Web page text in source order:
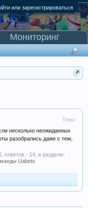
или зарегистрироваться
Тема
несколько неожиданных
разобрались даже с тем,
, ответов - 14, в разделе:
Uabets
Мониторинг